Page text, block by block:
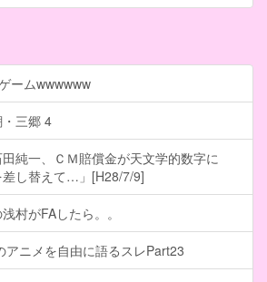
ームwwwwww
・三郷 4
田純一、ＣＭ賠償金が天文学的数字に
差し替えて…」[H28/7/9]
村がFAしたら。。
アニメを自由に語るスレPart23